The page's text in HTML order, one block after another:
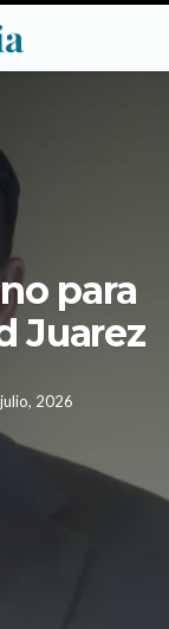
para
Juarez
2026